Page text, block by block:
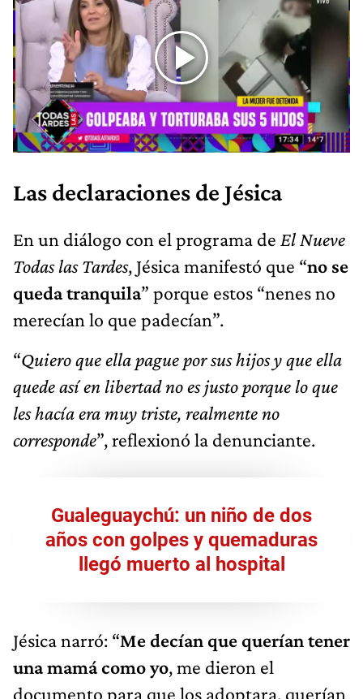
Las declaraciones de Jésica
En un diálogo con el programa de El Nueve
Todas las Tardes, Jésica manifestó que “no se
queda tranquila” porque estos “nenes no
merecían lo que padecían”.
“Quiero que ella pague por sus hijos y que ella
quede así en libertad no es justo porque lo que
les hacía era muy triste, realmente no
corresponde”, reflexionó la denunciante.
Gualeguaychú: un niño de dos
años con golpes y quemaduras
llegó muerto al hospital
Jésica narró: “Me decían que querían tener
una mamá como yo, me dieron el
documento para que los adoptara, querían